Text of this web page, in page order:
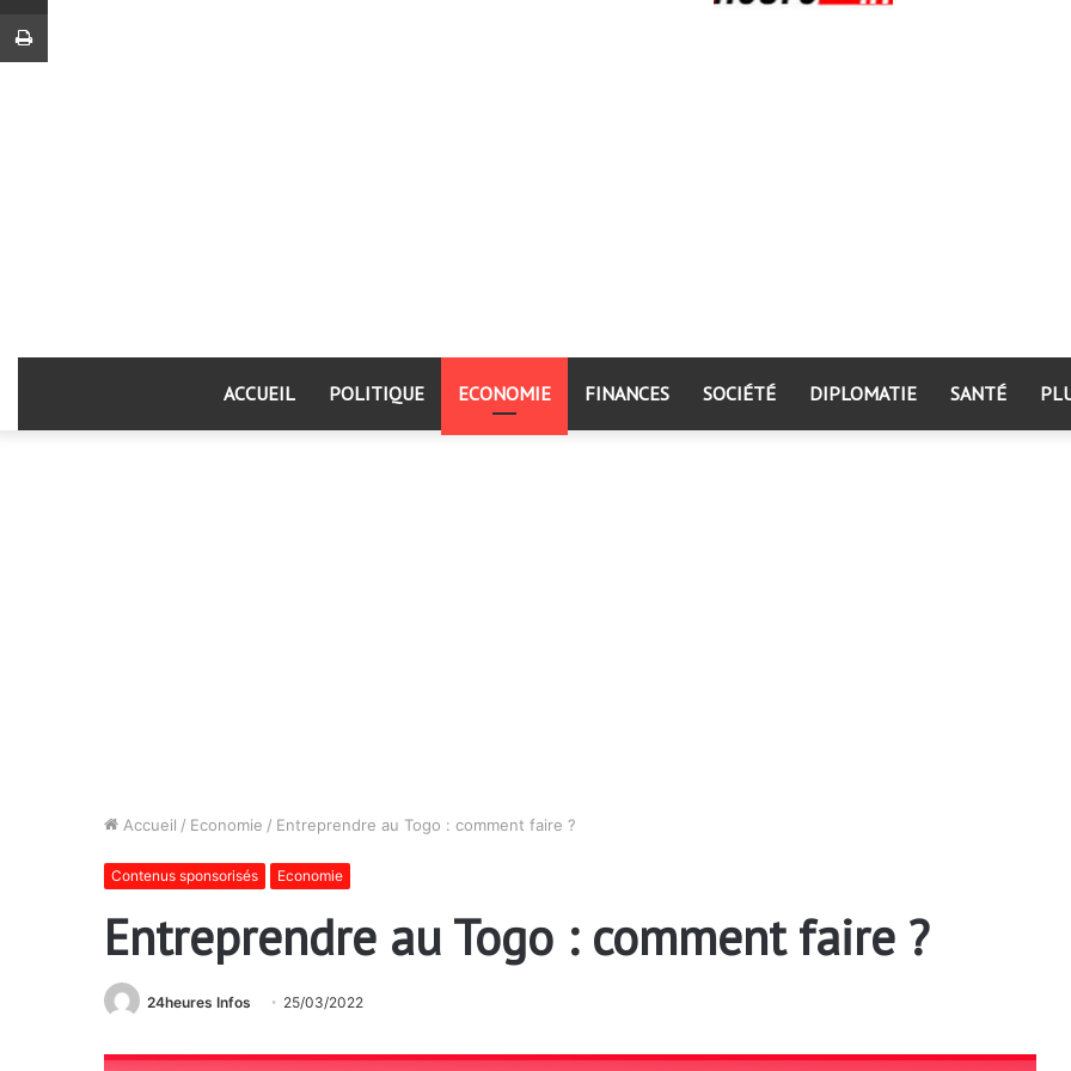
ACCUEIL POLITIQUE ECONOMIE FINANCES SOCIÉTÉ DIPLOMATIE SANTÉ
Accueil / Economie / Entreprendre au Togo : comment faire ?
Contenus sponsorisés Economie
Entreprendre au Togo : comment faire ?
24heures Infos 25/03/2022